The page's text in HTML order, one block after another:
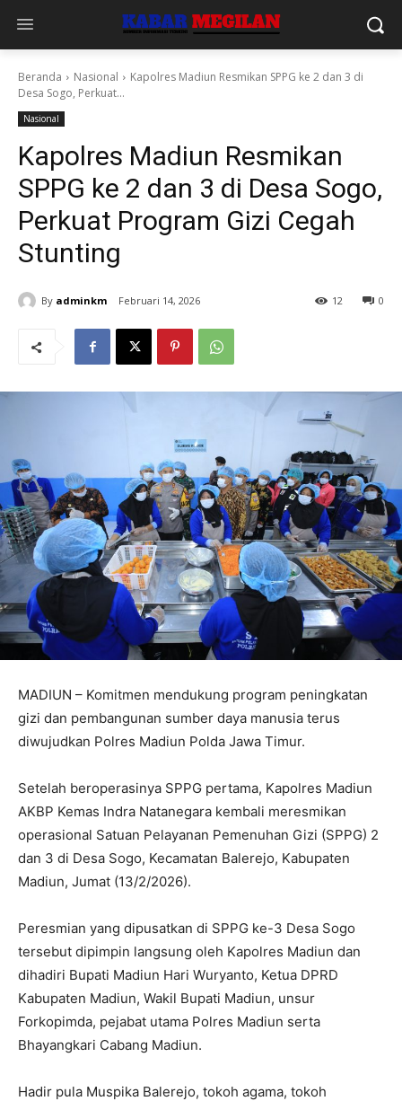
Beranda Nasional
Kapolres Madiun Resmikan SPPG ke 2 dan 3 di
Desa Sogo, Perkuat...
Nasional
Kapolres Madiun Resmikan
SPPG ke 2 dan 3 di Desa Sogo,
Perkuat Program Gizi Cegah
Stunting
By adminkm Februari 14, 2026 0
12
MADIUN – Komitmen mendukung program peningkatan
gizi dan pembangunan sumber daya manusia terus
diwujudkan Polres Madiun Polda Jawa Timur.
Setelah beroperasinya SPPG pertama, Kapolres Madiun
AKBP Kemas Indra Natanegara kembali meresmikan
operasional Satuan Pelayanan Pemenuhan Gizi (SPPG) 2
dan 3 di Desa Sogo, Kecamatan Balerejo, Kabupaten
Madiun, Jumat (13/2/2026).
Peresmian yang dipusatkan di SPPG ke-3 Desa Sogo
tersebut dipimpin langsung oleh Kapolres Madiun dan
dihadiri Bupati Madiun Hari Wuryanto, Ketua DPRD
Kabupaten Madiun, Wakil Bupati Madiun, unsur
Forkopimda, pejabat utama Polres Madiun serta
Bhayangkari Cabang Madiun.
Hadir pula Muspika Balerejo, tokoh agama, tokoh